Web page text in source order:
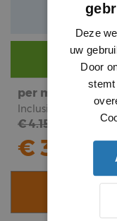
Nog €
per meter
Inclusief BTW
€ 4.15
€ 3.92
Deze
uw
Door